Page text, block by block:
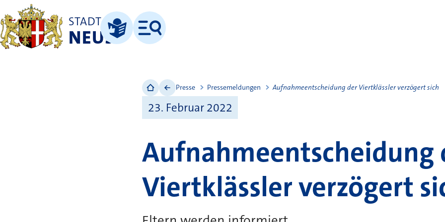
STADT
NEUSSLeichte Sprache
Menü
Presse Pressemeldungen Aufnahmeentscheidung der Viertklässler verzögert sich
23. Februar 2022
Aufnahmeentscheidung
Viertklässler verzögert